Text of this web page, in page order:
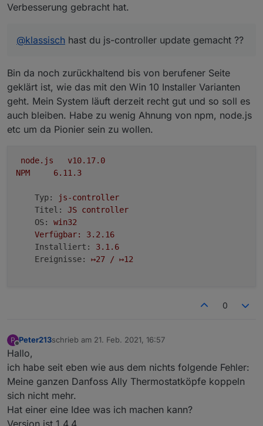
Verbesserung gebracht hat.
@klassisch hast du js-controller update gemacht ??
Bin da noch zurückhaltend bis von berufener Seite
geklärt ist, wie das mit den Win 10 Installer Varianten
geht. Mein System läuft derzeit recht gut und so soll es
auch bleiben. Habe zu wenig Ahnung von npm, node.js
etc um da Pionier sein zu wollen.
node.js
v10.17.0
NPM
6.11 .3
Typ:
js-controller
Titel:
JS controller
OS:
win32
Verfügbar:
3.2 .16
Installiert:
3.1 .6
Ereignisse:
↦27 / ↦12
0
P
Offline
Peter213schrieb am 21. Feb. 2021, 16:57
zuletzt editiert von
Hallo,
ich habe seit eben wie aus dem nichts folgende Fehler:
Meine ganzen Danfoss Ally Thermostatköpfe koppeln
sich nicht mehr.
Hat einer eine Idee was ich machen kann?
Version ist 1.4.4